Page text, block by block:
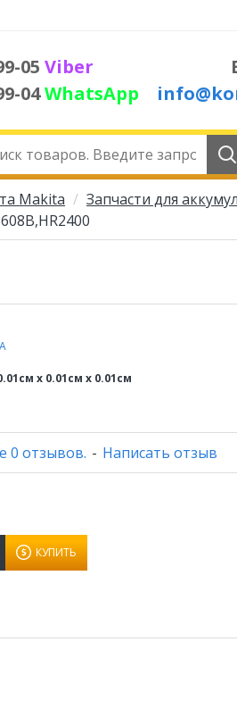
05 Viber
04WhatsApp
Makita
Запчасти для
x 0.01см x 0.01см
0 отзывов. - Написать отзыв
КУПИТЬ